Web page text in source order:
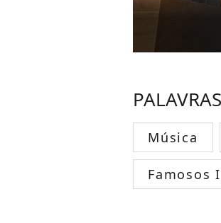
Música
Famosos